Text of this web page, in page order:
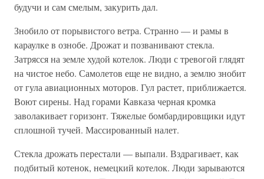
будучи и сам смелым, закурить дал.
Знобило от порывистого ветра. Странно — и рамы в
караулке в ознобе. Дрожат и позванивают стекла.
Затрясся на земле худой котелок. Люди с тревогой глядят
на чистое небо. Самолетов еще не видно, а землю знобит
от гула авиационных моторов. Гул растет, приближается.
Воют сирены. Над горами Кавказа черная кромка
заволакивает горизонт. Тяжелые бомбардировщики идут
сплошной тучей. Массированный налет.
Стекла дрожать перестали — выпали. Вздрагивает, как
подбитый котенок, немецкий котелок. Люди зарываются